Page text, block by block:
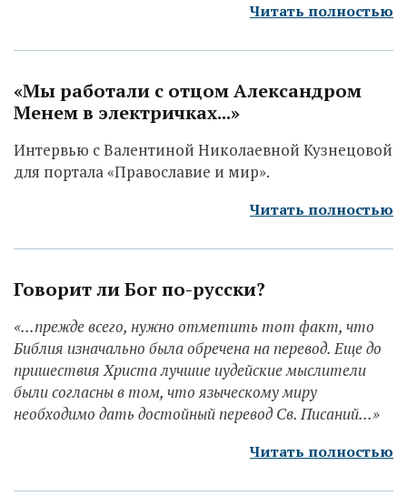
Читать полностью
«Мы работали с отцом Александром
Менем в электричках...»
Интервью с Валентиной Николаевной Кузнецовой
для портала «Православие и мир».
Читать полностью
Говорит ли Бог по-русски?
«...прежде всего, нужно отметить тот факт, что
Библия изначально была обречена на перевод. Еще до
пришествия Христа лучшие иудейские мыслители
были согласны в том, что языческому миру
необходимо дать достойный перевод Св. Писаний...»
Читать полностью